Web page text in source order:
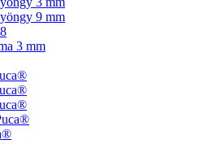
9 mm
3 mm